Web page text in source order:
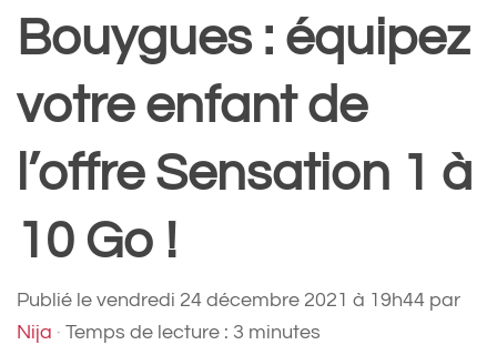
Bouygues : équipez
votre enfant de
l’offre Sensation 1 à
10 Go !
Publié le vendredi 24 décembre 2021 à 19h44 par
Nija · Temps de lecture : 3 minutes